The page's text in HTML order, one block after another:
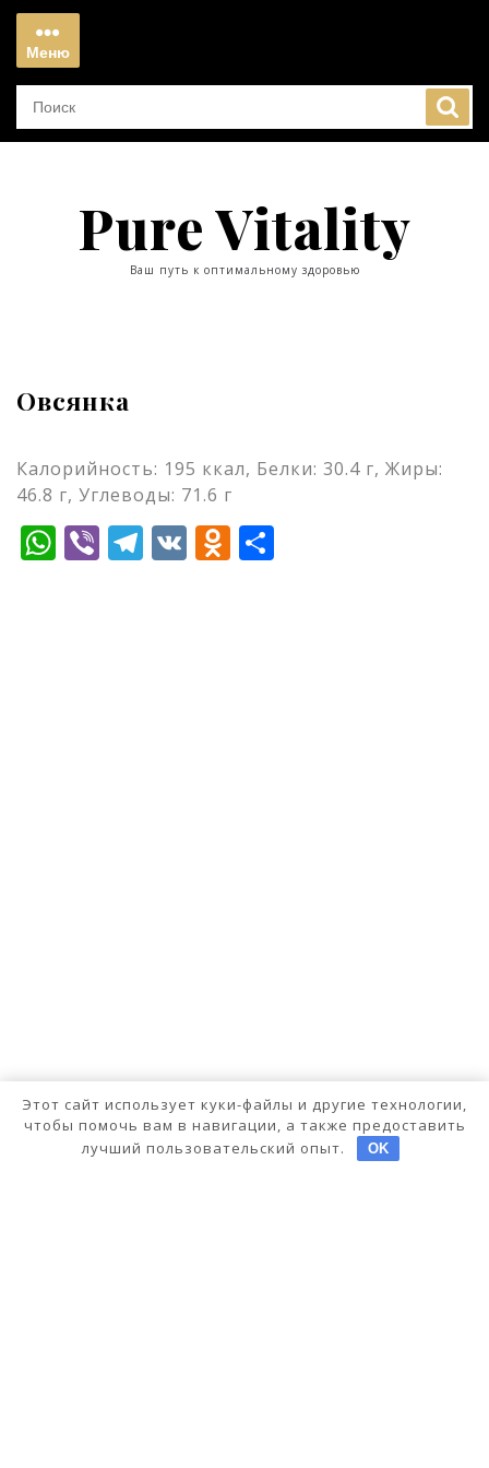
Перейти
содержимому
Меню
Меню
Pure Vitality
Ваш путь к оптимальному здоровью
Овсянка
Калорийность: 195 ккал, Белки: 30.4 г, Жиры:
46.8 г, Углеводы: 71.6 г
WhatsApp
ViberTelegram
VKOdnoklassniki
Этот сайт использует куки-файлы и другие технологии,
чтобы помочь вам в навигации, а также предоставить
лучший пользовательский опыт.
OK